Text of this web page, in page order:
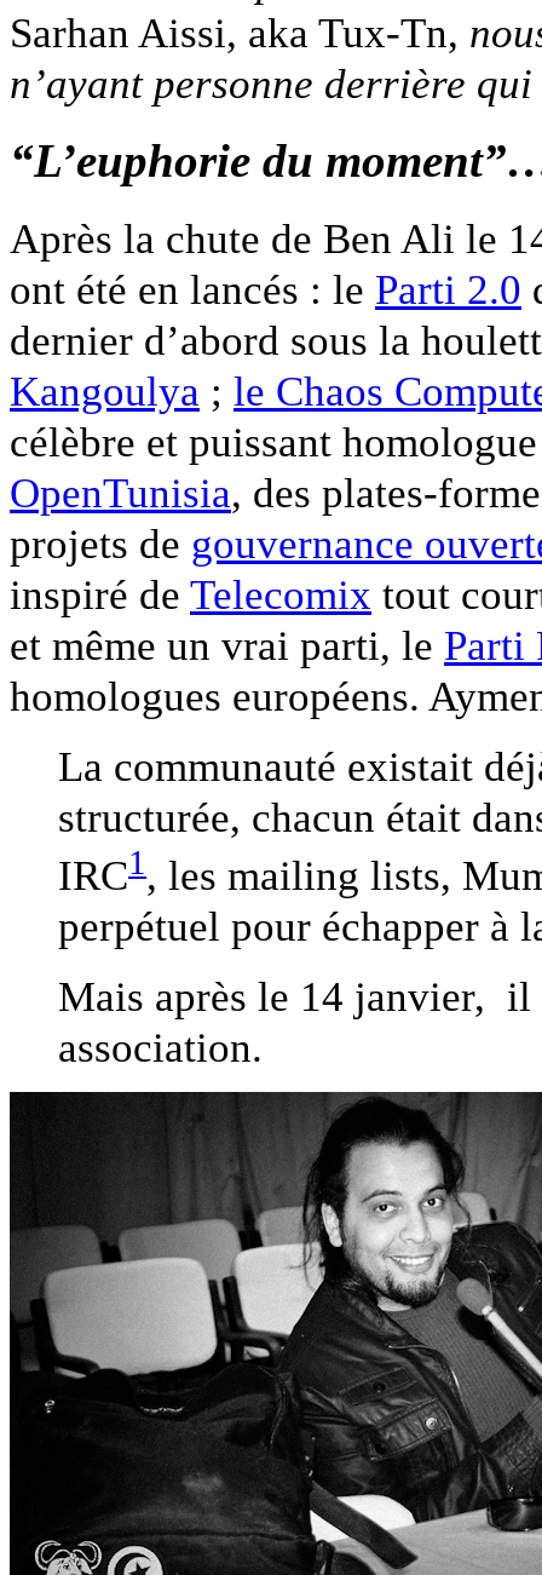
Sarhan Aissi, aka Tux-Tn,
n’ayant personne derrière
“L’euphorie du
Après la chute de Ben Ali le
ont été en lancés : le Parti 2.0
dernier d’abord sous la
Kangoulya ; le Chaos
célèbre et puissant
OpenTunisia, des plates-
projets de gouvernance
inspiré de Telecomix tout
et même un vrai parti, le Parti
homologues européens.
La communauté existait
structurée, chacun était
IRC1 , les mailing lists,
perpétuel pour échapper à
Mais après le 14 janvier, il
association.